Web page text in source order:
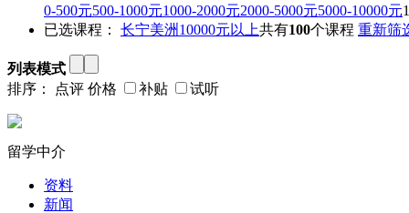
0-500元500-1000元1000-2000元2000-5000元5000-10000元
已选课程：
长宁美洲 10000元以上共有100个课程 重新筛
列表模式
排序：
点评 价格 补贴 试听
留学中介
资料
新闻